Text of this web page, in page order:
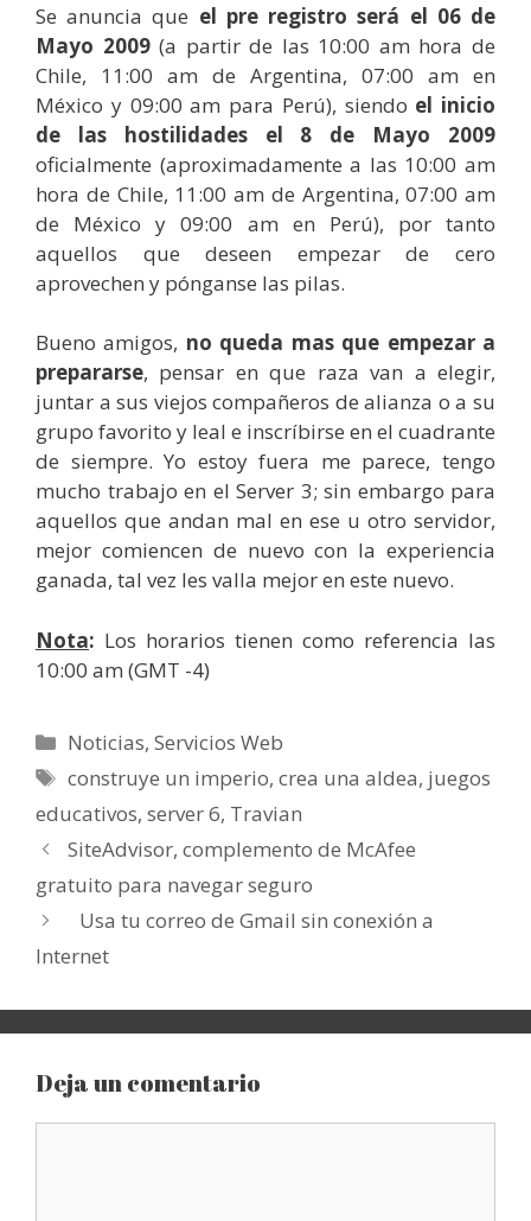
Se anuncia que el pre registro será el 06 de
Mayo 2009(a partir de las 10:00 am hora de
Chile, 11:00 am de Argentina, 07:00 am en
México y 09:00 am para Perú), siendo el inicio
de las hostilidades el 8 de Mayo 2009
oficialmente (aproximadamente a las 10:00 am
hora de Chile, 11:00 am de Argentina, 07:00 am
de México y 09:00 am en Perú), por tanto
aquellos que deseen empezar de cero
aprovechen y pónganse las pilas.
Bueno amigos, no queda mas que empezar a
prepararse, pensar en que raza van a elegir,
juntar a sus viejos compañeros de alianza o a su
grupo favorito y leal e inscríbirse en el cuadrante
de siempre. Yo estoy fuera me parece, tengo
mucho trabajo en el Server 3; sin embargo para
aquellos que andan mal en ese u otro servidor,
mejor comiencen de nuevo con la experiencia
ganada, tal vez les valla mejor en este nuevo.
Nota: Los horarios tienen como referencia las
10:00 am (GMT -4)
Categorías
Noticias,Servicios Web
Etiquetas
construye un imperio,crea una aldea, juegos
educativos, server 6, Travian
SiteAdvisor, complemento de McAfee
gratuito para navegar seguro
Usa tu correo de Gmail sin conexión a
Internet
Deja un comentario